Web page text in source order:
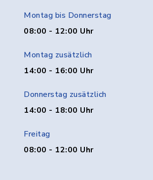
Montag bis Donnerstag
08:00 - 12:00 Uhr
Montag zusätzlich
14:00 - 16:00 Uhr
Donnerstag zusätzlich
14:00 - 18:00 Uhr
Freitag
08:00 - 12:00 Uhr